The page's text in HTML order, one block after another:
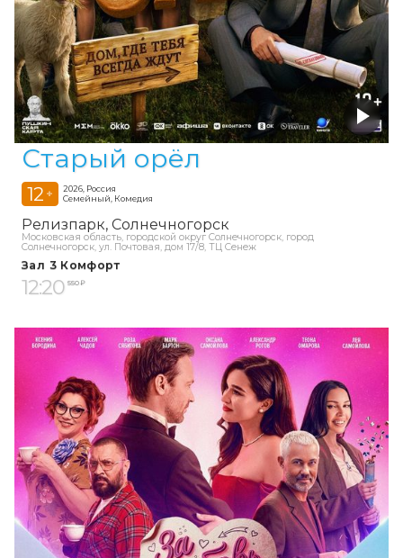
Старый орёл
12 +
2026, Россия
Семейный, Комедия
Релизпарк Солнечногорск
Московская область, городской округ Солнечногорск, город
Солнечногорск, ул. Почтовая, дом 17/8, ТЦ Сенеж
Зал 3 Комфорт
12:20 550 ₽